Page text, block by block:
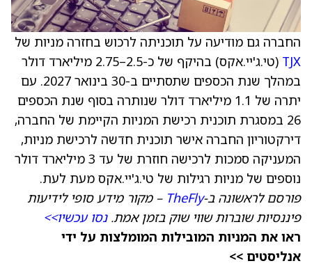
החברה גם מודיעה על תוכניתה לרכוש בחזרה מניות של
TJX
(טי.ג'יי.אקס) בהיקף של כ-2.5–2.75 מיליארד דולר
במהלך שנת הכספים שתסתיים ב-30 בינואר 2027. עם
יתרה של 1.1 מיליארד דולר שנותרה בסוף שנת הכספים
26 במסגרת תוכנית רכישת המניות הקיימת של החברה,
דירקטוריון החברה אישר תוכנית חדשה לרכישת מניות,
המעניקה סמכות לרכישה חוזרת של עד 3 מיליארד דולר
נוספים של מניות רגילות של טי.ג'יי.אקס מעת לעת.
פורסם לראשונה ב-TheFly – מקור מידע סופי לידיעות
פיננסיות שוברות שווי שוק בזמן אמת.נסו עכשיו>>
ראו את המניות המובילות המומלצות על ידי
אנליסטים >>